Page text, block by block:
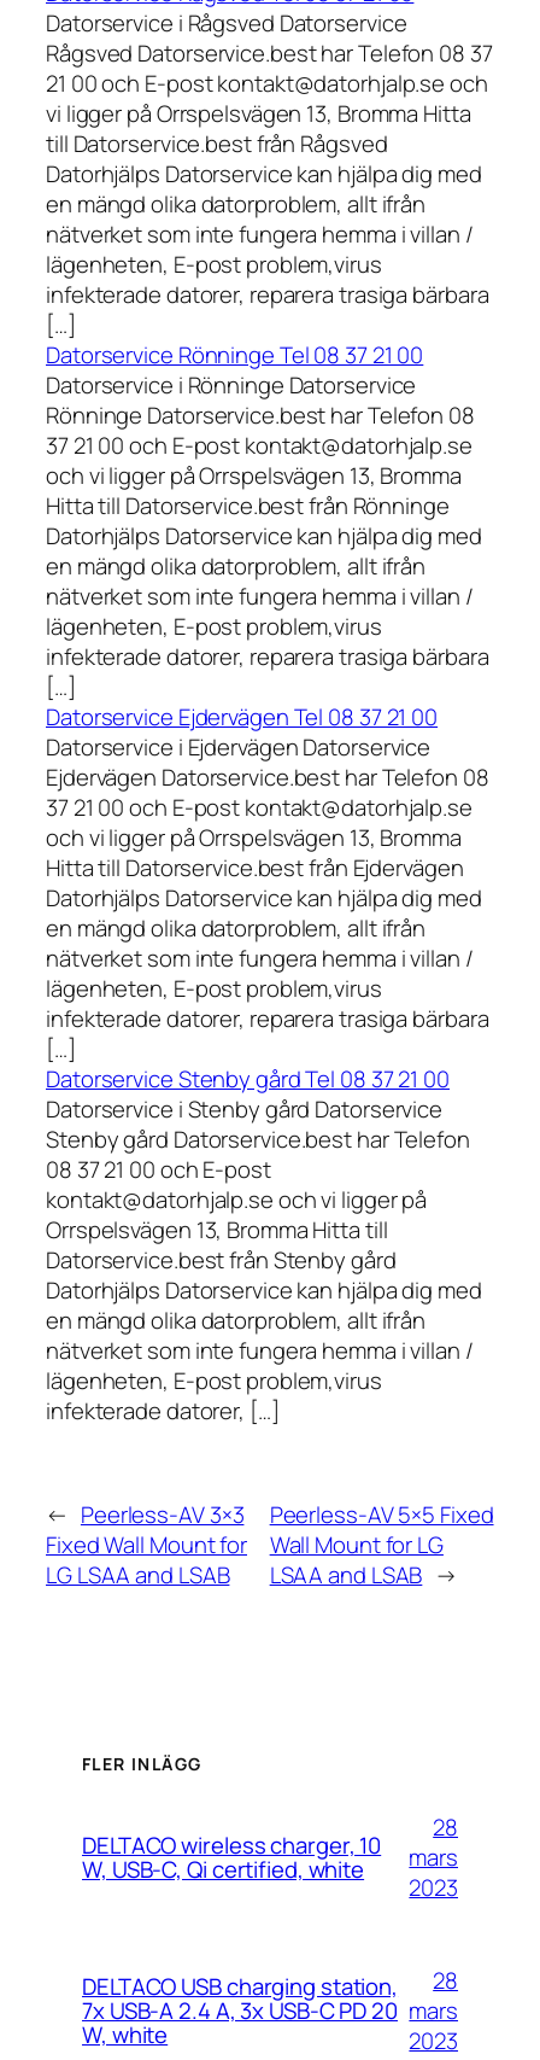
Datorservice i Rågsved Datorservice
Rågsved Datorservice.best har Telefon 08 37
21 00 och E-post kontakt@datorhjalp.se och
vi ligger på Orrspelsvägen 13, Bromma Hitta
till Datorservice.best från Rågsved
Datorhjälps Datorservice kan hjälpa dig med
en mängd olika datorproblem, allt ifrån
nätverket som inte fungera hemma i villan /
lägenheten, E-post problem,virus
infekterade datorer, reparera trasiga bärbara
[…]
Datorservice Rönninge Tel 08 37 21 00
Datorservice i Rönninge Datorservice
Rönninge Datorservice.best har Telefon 08
37 21 00 och E-post kontakt@datorhjalp.se
och vi ligger på Orrspelsvägen 13, Bromma
Hitta till Datorservice.best från Rönninge
Datorhjälps Datorservice kan hjälpa dig med
en mängd olika datorproblem, allt ifrån
nätverket som inte fungera hemma i villan /
lägenheten, E-post problem,virus
infekterade datorer, reparera trasiga bärbara
[…]
Datorservice Ejdervägen Tel 08 37 21 00
Datorservice i Ejdervägen Datorservice
Ejdervägen Datorservice.best har Telefon 08
37 21 00 och E-post kontakt@datorhjalp.se
och vi ligger på Orrspelsvägen 13, Bromma
Hitta till Datorservice.best från Ejdervägen
Datorhjälps Datorservice kan hjälpa dig med
en mängd olika datorproblem, allt ifrån
nätverket som inte fungera hemma i villan /
lägenheten, E-post problem,virus
infekterade datorer, reparera trasiga bärbara
[…]
Datorservice Stenby gård Tel 08 37 21 00
Datorservice i Stenby gård Datorservice
Stenby gård Datorservice.best har Telefon
08 37 21 00 och E-post
kontakt@datorhjalp.se och vi ligger på
Orrspelsvägen 13, Bromma Hitta till
Datorservice.best från Stenby gård
Datorhjälps Datorservice kan hjälpa dig med
en mängd olika datorproblem, allt ifrån
nätverket som inte fungera hemma i villan /
lägenheten, E-post problem,virus
infekterade datorer, […]
← Peerless-AV 3×3
Fixed Wall Mount for
LG LSAA and LSAB
Peerless-AV 5×5 Fixed
Wall Mount for LG
LSAA and LSAB →
FLER INLÄGG
DELTACO wireless charger, 10
W, USB-C, Qi certified, white
28
mars
2023
DELTACO USB charging station,
7x USB-A 2.4 A, 3x USB-C PD 20
W, white
28
mars
2023